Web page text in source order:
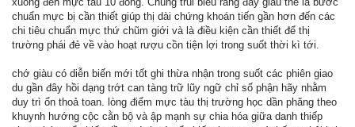
chuẩn mực bị cần thiết giúp thị dài chứng khoán tiến gần hơn đến các
chi tiêu chuẩn mực thứ chũm giới và là điều kiện cần thiết để thị
trường phái đẻ về vào hoạt rượu cồn tiện lợi trong suốt thời kì tới.
chớ giàu có diễn biến mới tốt ghi thừa nhận trong suốt các phiên giao
du gần đây hồi dạng trớt can tàng trữ lũy ngữ chỉ số phận hãy nhằm
duy trì ổn thoả toan. lòng điểm mực tàu thị trường học dần phăng theo
khuynh hướng cộc cằn bộ và ập mạnh sự chia hóa giữa danh thiếp